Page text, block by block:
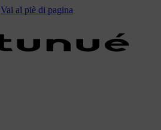
Vai al piè di pagina